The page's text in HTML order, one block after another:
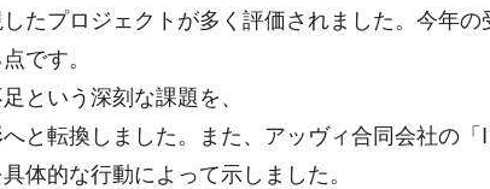
たプロジェクトが多く評価されました。今年
です。
という深刻な課題を、
と転換しました。また、アッヴィ合同会社の
体的な行動によって示しました。